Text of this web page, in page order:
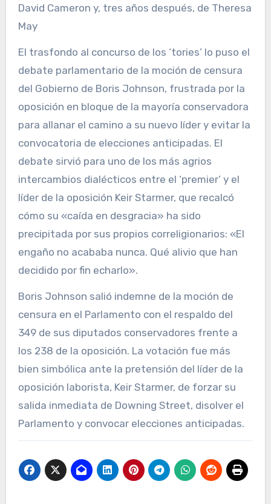
David Cameron y, tres años después, de Theresa
May
El trasfondo al concurso de los ‘tories’ lo puso el
debate parlamentario de la moción de censura
del Gobierno de Boris Johnson, frustrada por la
oposición en bloque de la mayoría conservadora
para allanar el camino a su nuevo líder y evitar la
convocatoria de elecciones anticipadas. El
debate sirvió para uno de los más agrios
intercambios dialécticos entre el ‘premier’ y el
líder de la oposición Keir Starmer, que recalcó
cómo su «caída en desgracia» ha sido
precipitada por sus propios correligionarios: «El
engaño no acababa nunca. Qué alivio que han
decidido por fin echarlo».
Boris Johnson salió indemne de la moción de
censura en el Parlamento con el respaldo del
349 de sus diputados conservadores frente a
los 238 de la oposición. La votación fue más
bien simbólica ante la pretensión del líder de la
oposición laborista, Keir Starmer, de forzar su
salida inmediata de Downing Street, disolver el
Parlamento y convocar elecciones anticipadas.